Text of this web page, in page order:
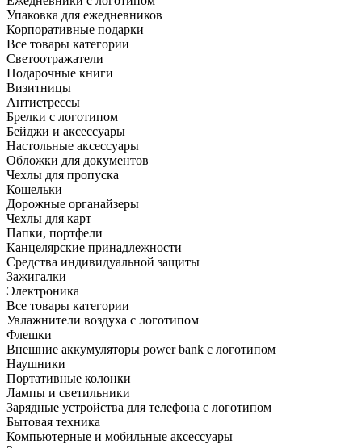
Упаковка для ежедневников
Корпоративные подарки
Все товары категории
Светоотражатели
Подарочные книги
Визитницы
Антистрессы
Брелки с логотипом
Бейджи и аксессуары
Настольные аксессуары
Обложки для документов
Чехлы для пропуска
Кошельки
Дорожные органайзеры
Чехлы для карт
Папки, портфели
Канцелярские принадлежности
Средства индивидуальной защиты
Зажигалки
Электроника
Все товары категории
Увлажнители воздуха с логотипом
Флешки
Внешние аккумуляторы power bank с логотипом
Наушники
Портативные колонки
Лампы и светильники
Зарядные устройства для телефона с логотипом
Бытовая техника
Компьютерные и мобильные аксессуары